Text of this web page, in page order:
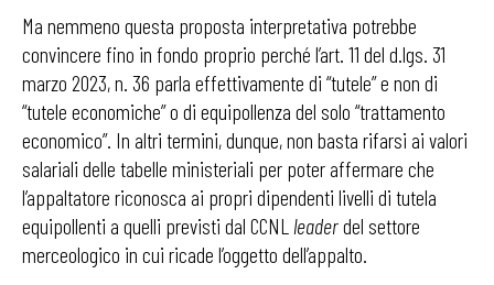
Ma nemmeno questa proposta interpretativa potrebbe
convincere fino in fondo proprio perché l’art. 11 del d.lgs. 31
marzo 2023, n. 36 parla effettivamente di “tutele” e non di
“tutele economiche” o di equipollenza del solo “trattamento
economico”. In altri termini, dunque, non basta rifarsi ai valori
salariali delle tabelle ministeriali per poter affermare che
l’appaltatore riconosca ai propri dipendenti livelli di tutela
equipollenti a quelli previsti dal CCNL leaderdel settore
merceologico in cui ricade l’oggetto dell’appalto.